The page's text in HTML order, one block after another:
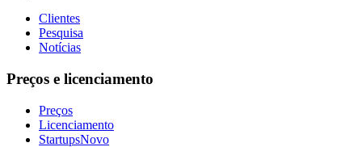
Clientes
Pesquisa
Notícias
Preços e licenciamento
Preços
Licenciamento
StartupsNovo